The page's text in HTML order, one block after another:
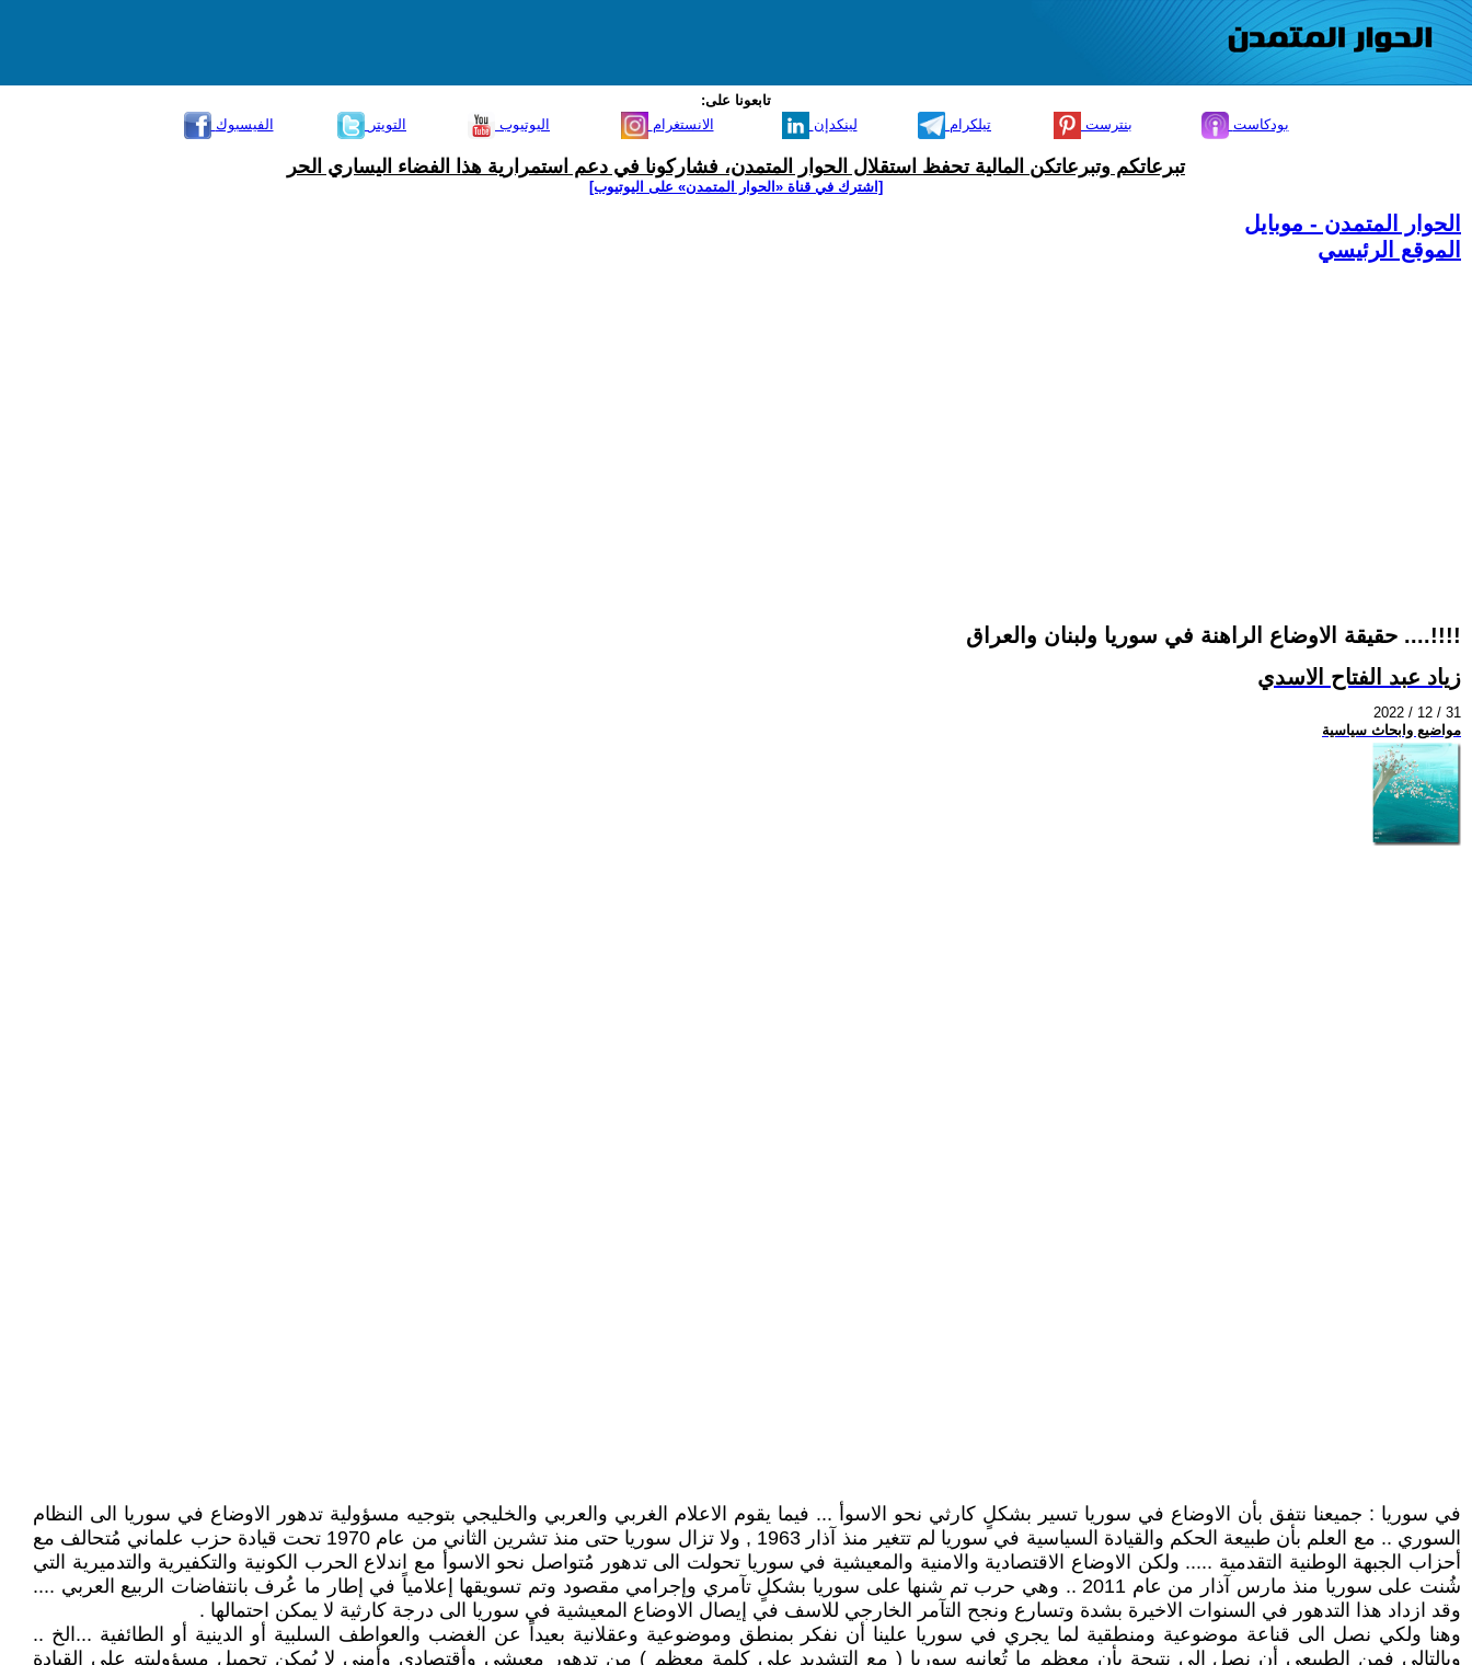
تابعونا على:
الفيسبوك
التويتر اليوتيوب الانستغرام لينكدإن تيلكرام بنترست بودكاست
تبرعاتكم وتبرعاتكن المالية تحفظ استقلال الحوار المتمدن، فشاركونا في دعم استمرارية هذا الفضاء اليساري الحر
[اشترك في قناة ‫«الحوار المتمدن» على اليوتيوب]
الحوار المتمدن - موبايل
الموقع الرئيسي
حقيقة الاوضاع الراهنة في سوريا ولبنان والعراق ....!!!!
زياد عبد الفتاح الاسدي
2022 / 12 / 31
مواضيع وابحاث سياسية
في سوريا : جميعنا نتفق بأن الاوضاع في سوريا تسير بشكلٍ كارثي نحو الاسوأ ... فيما يقوم الاعلام الغربي والعربي والخليجي بتوجيه مسؤولية تدهور الاوضاع في سوريا الى النظام
السوري .. مع العلم بأن طبيعة الحكم والقيادة السياسية في سوريا لم تتغير منذ آذار 1963 , ولا تزال سوريا حتى منذ تشرين الثاني من عام 1970 تحت قيادة حزب علماني مُتحالف مع
أحزاب الجبهة الوطنية التقدمية ..... ولكن الاوضاع الاقتصادية والامنية والمعيشية في سوريا تحولت الى تدهور مُتواصل نحو الاسوأ مع اندلاع الحرب الكونية والتكفيرية والتدميرية التي
شُنت على سوريا منذ مارس آذار من عام 2011 .. وهي حرب تم شنها على سوريا بشكلٍ تآمري وإجرامي مقصود وتم تسويقها إعلامياً في إطار ما عُرف بانتفاضات الربيع العربي ....
وقد ازداد هذا التدهور في السنوات الاخيرة بشدة وتسارع ونجح التآمر الخارجي للاسف في إيصال الاوضاع المعيشية في سوريا الى درجة كارثية لا يمكن احتمالها .
وهنا ولكي نصل الى قناعة موضوعية ومنطقية لما يجري في سوريا علينا أن نفكر بمنطق وموضوعية وعقلانية بعيداً عن الغضب والعواطف السلبية أو الدينية أو الطائفية ...الخ ..
وبالتالي فمن الطبيعي أن نصل الى نتيجة بأن معظم ما تُعانيه سوريا ( مع التشديد على كلمة معظم ) من تدهور معيشي وأقتصادي وأمني لا يُمكن تحميل مسؤوليته على القيادة